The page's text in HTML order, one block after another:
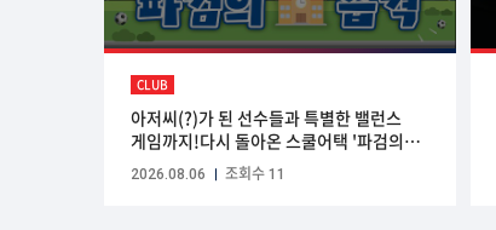
CLUB
아저씨(?)가 된 선수들과 특별한 밸런스
게임까지!다시 돌아온 스쿨어택 '파검의
습격'💙🖤 | 삼산중학교, 마전중학교 편
2026.08.06 조회수 11